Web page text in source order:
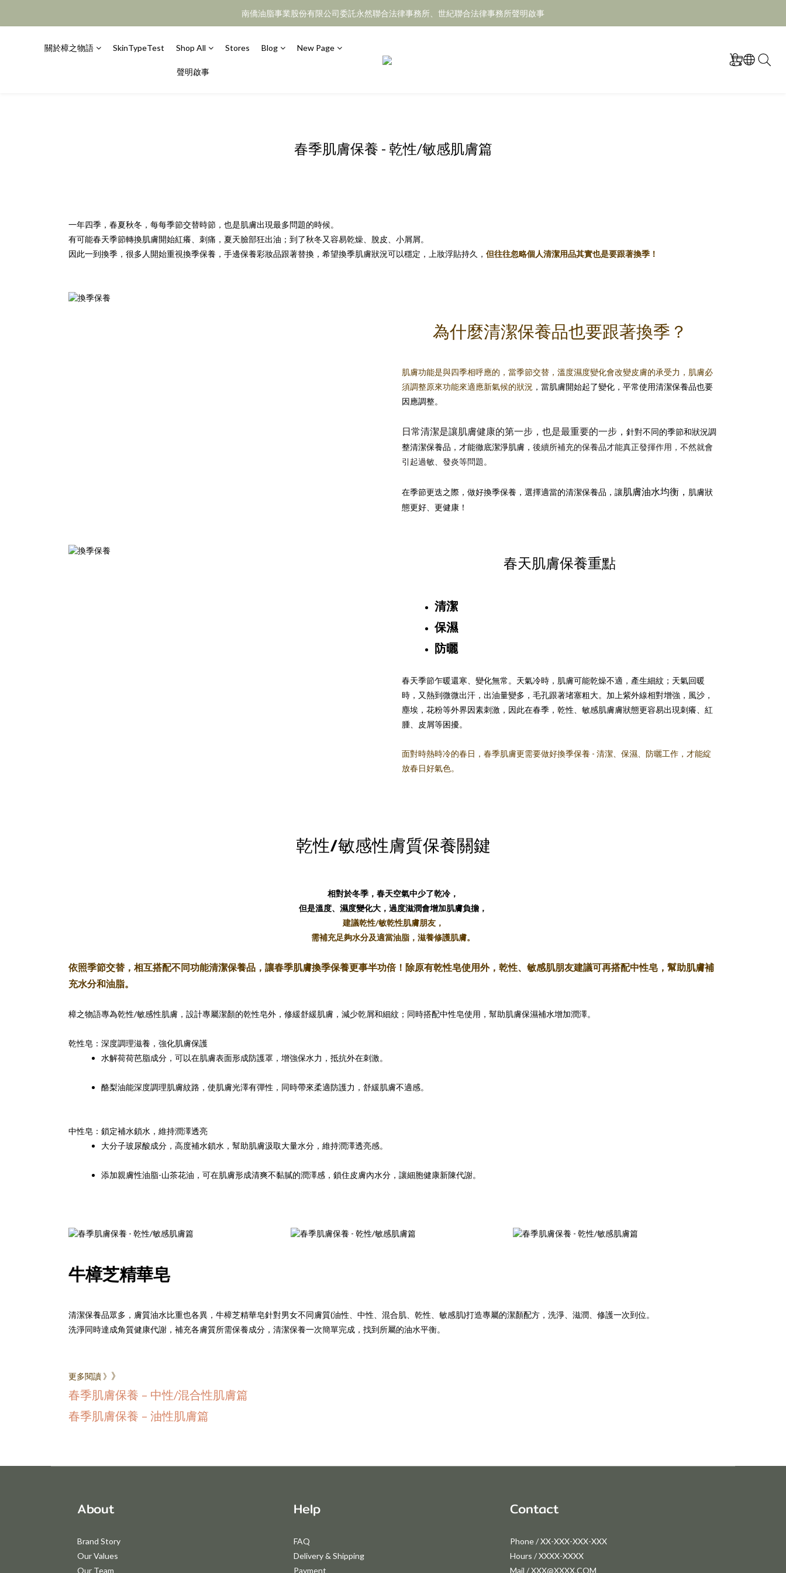
南僑油脂事業股份有限公司委託永然聯合法律事務所、世紀聯合法律事務所聲明啟事
關於樟之物語 SkinTypeTest Shop All Stores Blog New Page
聲明啟事
春季肌膚保養 - 乾性/敏感肌膚篇
一年四季，春夏秋冬，每每季節交替時節，也是肌膚出現最多問題的時候。
有可能春天季節轉換肌膚開始紅癢、刺痛，夏天臉部狂出油；到了秋冬又容易乾燥、脫皮、小屑屑。
因此一到換季，很多人開始重視換季保養，手邊保養彩妝品跟著替換，希望換季肌膚狀況可以穩定，上妝浮貼持久， 但往往忽略個人清潔用品其實也是要跟著換季！
為什麼清潔保養品也要跟著換季？
肌膚功能是與四季相呼應的，當季節交替，溫度濕度變化會改變皮膚的承受力，肌膚必
須調整原來功能來適應新氣候的狀況 ，當肌膚開始起了變化，平常使用清潔保養品也要
因應調整。
日常清潔是讓肌膚健康的第一步，也是最重要的一步， 針對不同的季節和狀況調
整清潔保養品，才能徹底潔淨肌膚， 後續所補充的保養品才能真正發揮作用，不然就會
引起過敏、發炎等問題。
在季節更迭之際，做好換季保養，選擇適當的清潔保養品，讓肌膚油水均衡，
肌膚狀
態更好、更健康！
春天肌膚保養重點
清潔
保濕
防曬
春天季節乍暖還寒、變化無常。天氣冷時，肌膚可能乾燥不適，產生細紋；天氣回暖
時，又熱到微微出汗，出油量變多，毛孔跟著堵塞粗大。加上紫外線相對增強，風沙，
塵埃，花粉等外界因素刺激，因此在春季，乾性、敏感肌膚膚狀態更容易出現刺癢、紅
腫、皮屑等困擾。
面對時熱時冷的春日，春季肌膚更需要做好換季保養 - 清潔、保濕、防曬工作，才能綻
放春日好氣色。
乾性/敏感性膚質保養關鍵
相對於冬季，春天空氣中少了乾冷，
但是溫度、濕度變化大，過度滋潤會增加肌膚負擔，
建議乾性/敏乾性肌膚朋友，
需補充足夠水分及適當油脂，滋養修護肌膚。
依照季節交替，相互搭配不同功能清潔保養品，讓春季肌膚換季保養更事半功倍！ 除原有乾性皂使用外，乾性、敏感肌朋友建議可再搭配中性皂 ， 幫助肌膚補
充水分和油脂。
樟之物語專為乾性/敏感性肌膚，設計專屬潔顏的乾性皂外，修緩舒緩肌膚，減少乾屑和細紋；同時搭配中性皂使用，幫助肌膚保濕補水增加潤澤。
乾性皂：深度調理滋養，強化肌膚保護
水解荷荷芭脂成分，可以在肌膚表面形成防護罩，增強保水力，抵抗外在刺激。
酪梨油能深度調理肌膚紋路，使肌膚光澤有彈性，同時帶來柔適防護力，舒緩肌膚不適感。
中性皂：鎖定補水鎖水，維持潤澤透亮
大分子玻尿酸成分，高度補水鎖水，幫助肌膚汲取大量水分，維持潤澤透亮感。
添加親膚性油脂-山茶花油，可在肌膚形成清爽不黏膩的潤澤感，鎖住皮膚內水分，讓細胞健康新陳代謝。
牛樟芝精華皂
清潔保養品眾多，膚質油水比重也各異，牛樟芝精華皂針對男女不同膚質(油性、中性、混合肌、乾性、敏感肌)打造專屬的潔顏配方，洗淨、滋潤、修護一次到位。
洗淨同時達成角質健康代謝，補充各膚質所需保養成分，清潔保養一次簡單完成，找到所屬的油水平衡。
更多閱讀 》 》
春季肌膚保養 – 中性/混合性肌膚篇
春季肌膚保養 – 油性肌膚篇
About
Brand Story
Our Values
Our Team
Help
FAQ
Delivery & Shipping
Payment
Contact
Phone / XX-XXX-XXX-XXX
Hours / XXXX-XXXX
Mail / XXX@XXXX.COM